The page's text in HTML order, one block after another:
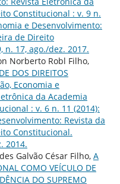
Constitucional : v. 9 n.
e Desenvolvimento:
de Direito
17, ago./dez. 2017.
Norberto Robl Filho,
DOS DIREITOS
Economia e
da Academia
: v. 6 n. 11 (2014):
Revista da
Constitucional.
2014.
Galvão César Filho, A
COMO VEÍCULO DE
DO SUPREMO